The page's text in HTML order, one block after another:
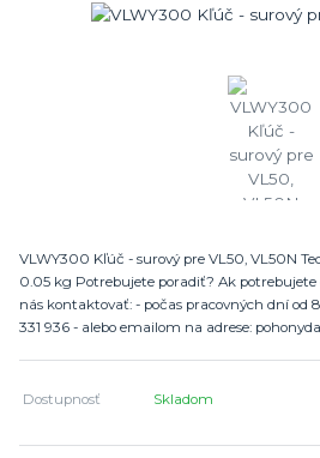
VLWY300 Kľúč - surový pre VL50, VL50N
0.05 kg Potrebujete poradiť? Ak
nás kontaktovať: - počas pracovných dní od
331 936 - alebo emailom na adrese:
Dostupnosť Skladom